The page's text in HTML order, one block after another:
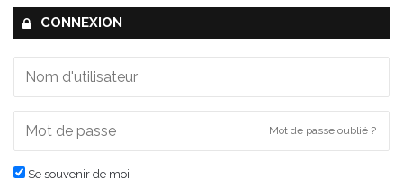
CONNEXION
Mot de passe oublié ?
Se souvenir de moi